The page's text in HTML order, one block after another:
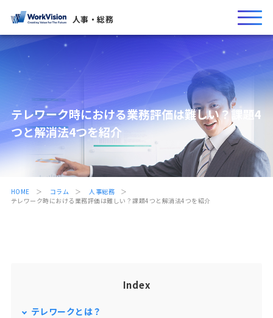
人事・総務
テレワーク時における業務評価は難しい？課題4
つと解消法4つを紹介
HOME コラム
人事総務
テレワーク時における業務評価は難しい？課題4つと解消法4つを紹介
Index
テレワークとは？